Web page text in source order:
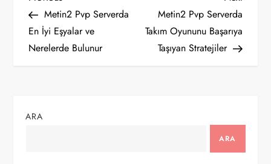
a
z
g
PostMetin2 Pvp Serverda
En İyi Eşyalar ve
Nerelerde Bulunur
Post
Metin2 Pvp Serverda
Takım Oyununu Başarıya
Taşıyan Stratejiler
ARA
ARA